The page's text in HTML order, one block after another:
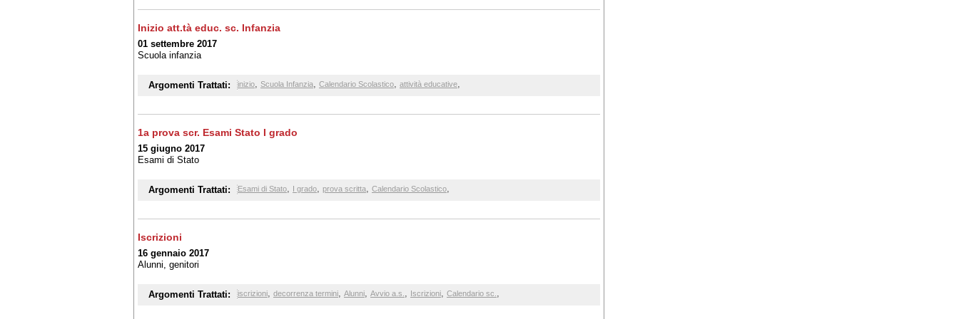
Inizio att.tà educ. sc. Infanzia
01 settembre 2017
Scuola infanzia
Argomenti Trattati: inizio, Scuola Infanzia, Calendario Scolastico, attività educative,
1a prova scr. Esami Stato I grado
15 giugno 2017
Esami di Stato
Argomenti Trattati: Esami di Stato, I grado, prova scritta, Calendario Scolastico,
Iscrizioni
16 gennaio 2017
Alunni, genitori
Argomenti Trattati: iscrizioni, decorrenza termini, Alunni, Avvio a.s. , Iscrizioni, Calendario sc. ,